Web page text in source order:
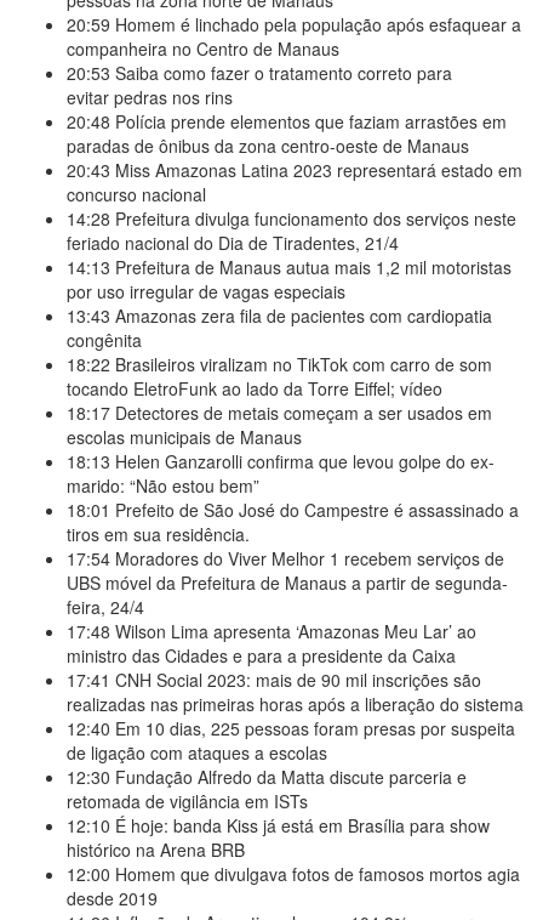
20:59 Homem é linchado pela população após esfaquear a
companheira no Centro de Manaus
20:53 Saiba como fazer o tratamento correto para
evitar pedras nos rins
20:48 Polícia prende elementos que faziam arrastões em
paradas de ônibus da zona centro-oeste de Manaus
20:43 Miss Amazonas Latina 2023 representará estado em
concurso nacional
14:28 Prefeitura divulga funcionamento dos serviços neste
feriado nacional do Dia de Tiradentes, 21/4
14:13 Prefeitura de Manaus autua mais 1,2 mil motoristas
por uso irregular de vagas especiais
13:43 Amazonas zera fila de pacientes com cardiopatia
congênita
18:22 Brasileiros viralizam no TikTok com carro de som
tocando EletroFunk ao lado da Torre Eiffel; vídeo
18:17 Detectores de metais começam a ser usados em
escolas municipais de Manaus
18:13 Helen Ganzarolli confirma que levou golpe do ex-
marido: “Não estou bem”
18:01 Prefeito de São José do Campestre é assassinado a
tiros em sua residência.
17:54 Moradores do Viver Melhor 1 recebem serviços de
UBS móvel da Prefeitura de Manaus a partir de segunda-
feira, 24/4
17:48 Wilson Lima apresenta ‘Amazonas Meu Lar’ ao
ministro das Cidades e para a presidente da Caixa
17:41 CNH Social 2023: mais de 90 mil inscrições são
realizadas nas primeiras horas após a liberação do sistema
12:40 Em 10 dias, 225 pessoas foram presas por suspeita
de ligação com ataques a escolas
12:30 Fundação Alfredo da Matta discute parceria e
retomada de vigilância em ISTs
12:10 É hoje: banda Kiss já está em Brasília para show
histórico na Arena BRB
12:00 Homem que divulgava fotos de famosos mortos agia
desde 2019